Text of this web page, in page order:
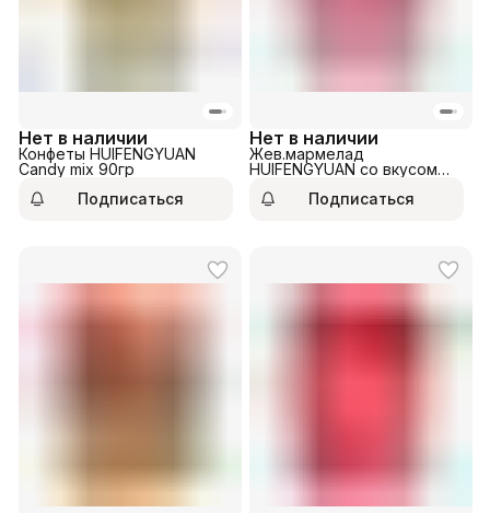
Нет в наличии
Конфеты HUIFENGYUAN
Candy mix 90гр
Подписаться
Нет в наличии
Жев.мармелад
HUIFENGYUAN со вкусом
Подписаться